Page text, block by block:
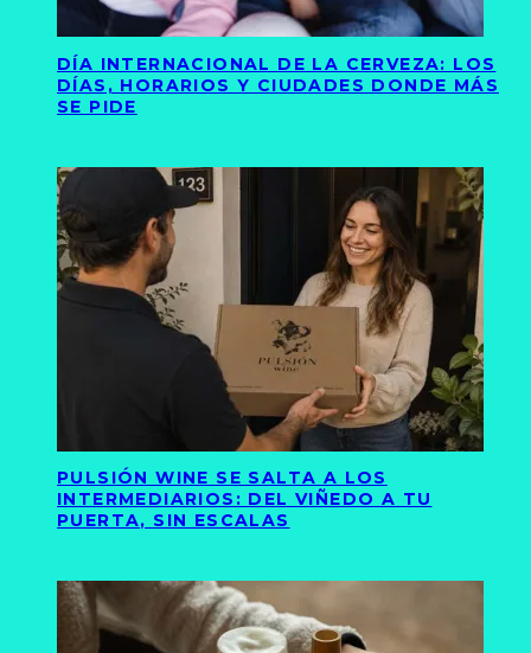
DÍA INTERNACIONAL DE LA CERVEZA: LOS
DÍAS, HORARIOS Y CIUDADES DONDE MÁS
SE PIDE
PULSIÓN WINE SE SALTA A LOS
INTERMEDIARIOS: DEL VIÑEDO A TU
PUERTA, SIN ESCALAS